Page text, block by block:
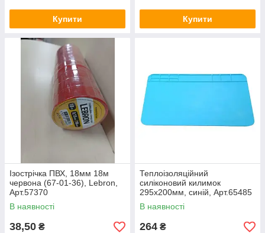
Купити Купити
Ізострічка ПВХ, 18мм 18м
червона (67-01-36), Lebron,
Арт.57370
В наявності
38,50 ₴
Теплоізоляційний
силіконовий килимок
295х200мм, синій, Арт.65485
В наявності
264 ₴